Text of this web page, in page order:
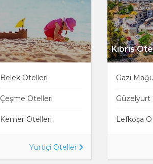
Belek Otelleri
Çeşme Otelleri
Kemer Otelleri
Yurtiçi Oteller
Kıbrıs
Gazi
Güzelyurt
Lefkoşa